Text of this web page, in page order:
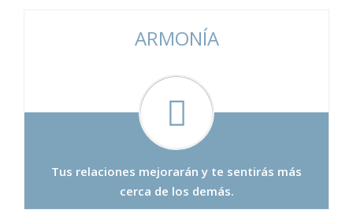
ARMONÍA
Tus relaciones mejorarán y te sentirás más
cerca de los demás.